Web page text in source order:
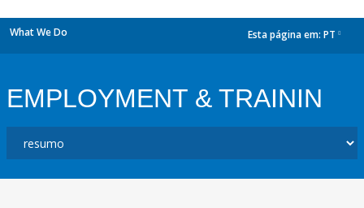
What We Do Esta página em: PT
EMPLOYMENT & TRAININ